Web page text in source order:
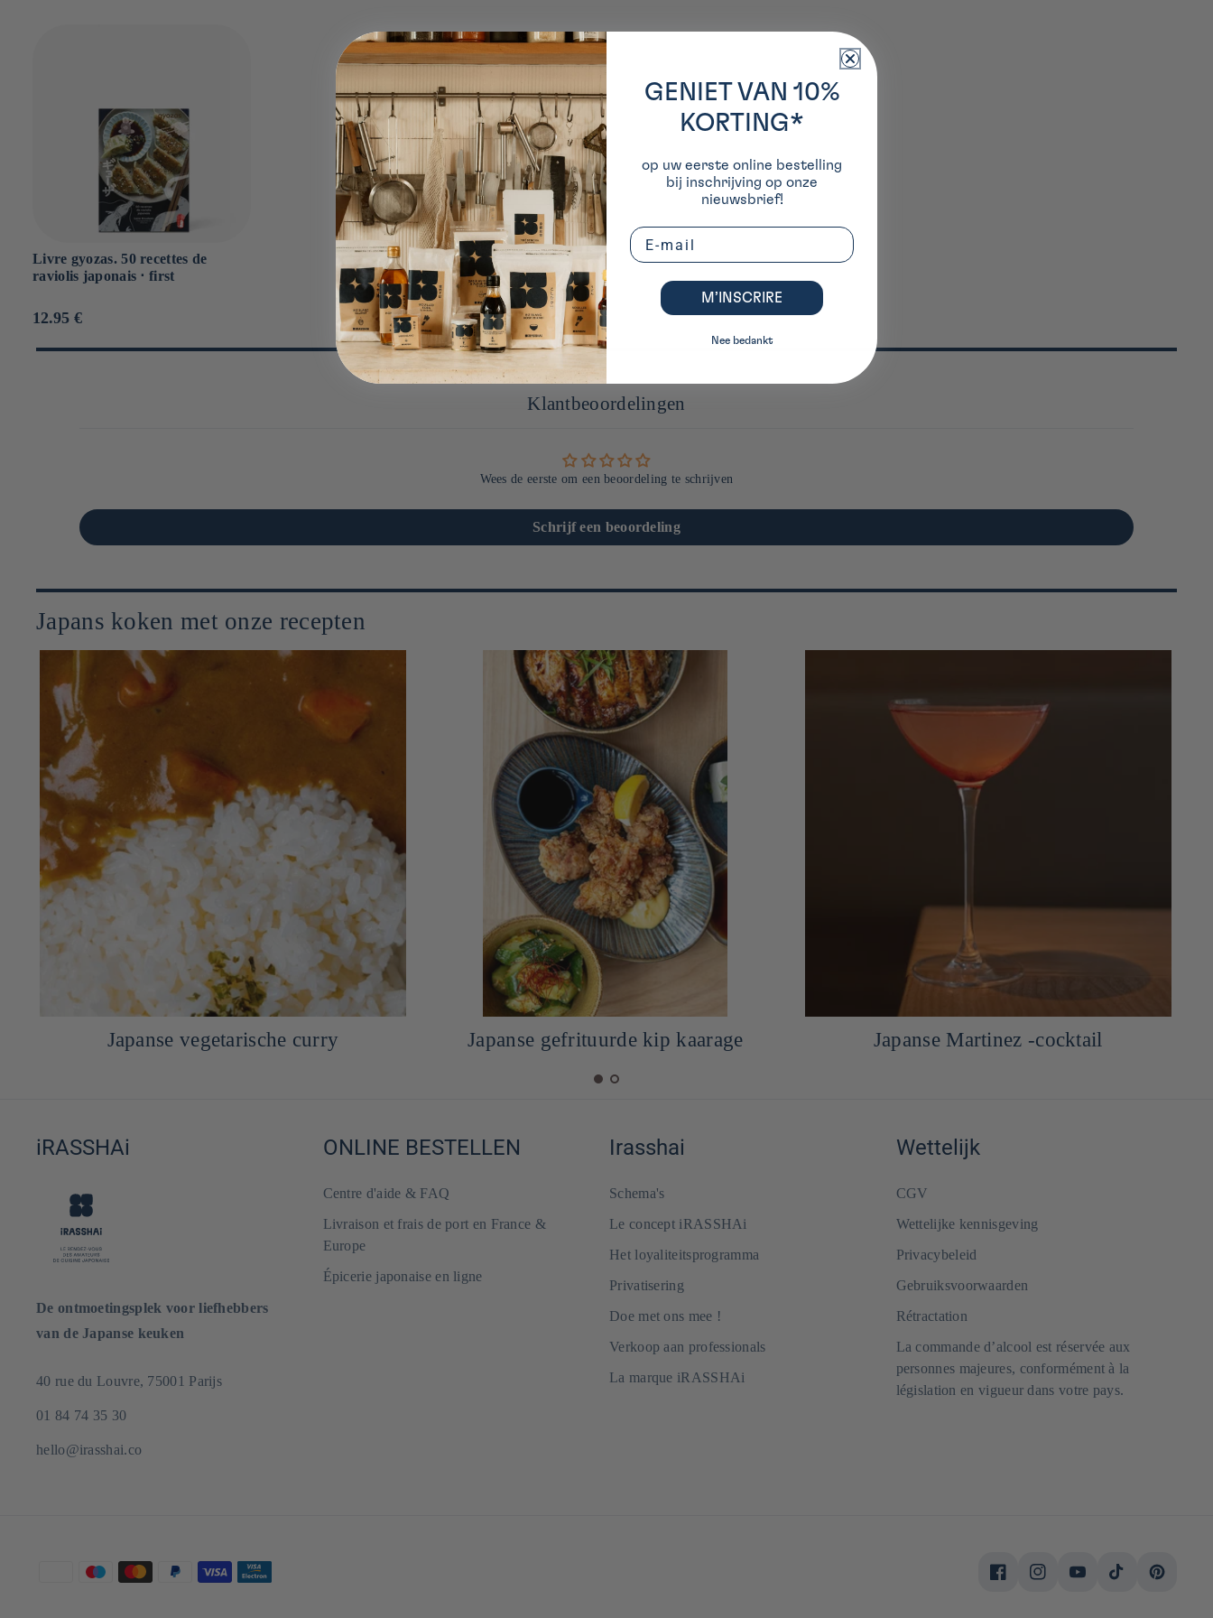
Livre gyozas. 50 recettes de
raviolis japonais ⋅ first
Prix
12.95 €
Klantbeoordelingen
Wees de eerste om een beoordeling te schrijven
Schrijf een beoordeling
Japans koken met onze recepten
Japanse gefrituurde kip kaarage Japanse Martinez -cocktail Japanse aubergine NASU Dengaku
iRASSHAi
De ontmoetingsplek voor liefhebbers
van de Japanse keuken
40 rue du Louvre, 75001 Parijs
01 84 74 35 30
hello@irasshai.co
ONLINE BESTELLEN
Centre d'aide & FAQ
Livraison et frais de port en France &
Europe
Épicerie japonaise en ligne
Irasshai
Schema's
Le concept iRASSHAi
Het loyaliteitsprogramma
Privatisering
Doe met ons mee !
Verkoop aan professionals
La marque iRASSHAi
Wettelijk
CGV
Wettelijke kennisgeving
Privacybeleid
Gebruiksvoorwaarden
Rétractation
La commande d’alcool est réservée aux
personnes majeures, conformément à la
législation en vigueur dans votre pays.
FacebookInstagramYouTubeTikTokPinterest
GENIET VAN 10%
KORTING*
op uw eerste online bestelling
bij inschrijving op onze
nieuwsbrief!
Email
M’INSCRIRE
Nee bedankt